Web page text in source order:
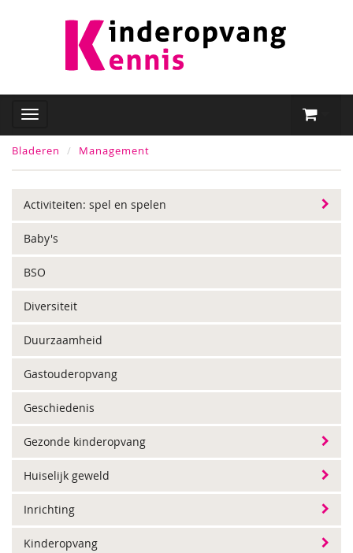
Bladeren Management
Activiteiten: spel en spelen
Baby's
BSO
Diversiteit
Duurzaamheid
Gastouderopvang
Geschiedenis
Gezonde kinderopvang
Huiselijk geweld
Inrichting
Kinderopvang